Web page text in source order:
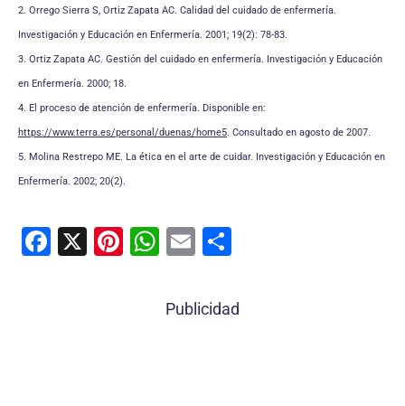
2. Orrego Sierra S, Ortiz Zapata AC. Calidad del cuidado de enfermería.
Investigación y Educación en Enfermería. 2001; 19(2): 78-83.
3. Ortiz Zapata AC. Gestión del cuidado en enfermería. Investigación y Educación
en Enfermería. 2000; 18.
4. El proceso de atención de enfermería. Disponible en:
https://www.terra.es/personal/duenas/home5. Consultado en agosto de 2007.
5. Molina Restrepo ME. La ética en el arte de cuidar. Investigación y Educación en
Enfermería. 2002; 20(2).
F
X
Pi W
at
E
ai m
Publicidad